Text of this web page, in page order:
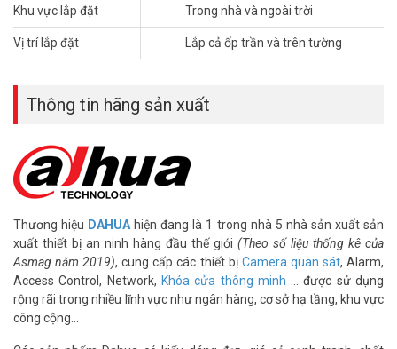
40 mét với công nghệ hồng ngoại thông minh.
– 1 Đầu ghi hình XVR5104C-X1: Có 4 kênh độ phân giải HD
1080N chất lượng cao. Chuẩn nén hình ảnh H265+ giúp tiết kiệm
– Nguồn camera cao cấp: Số lượng 1; loại 12V-1.5A
– 2 Jack nối cáp đồng truc RG6- 5C (Jack BNC + F5): Sản phẩm
– 1 Dây cáp HDMI chuẩn 1.4: Loại 1,5 mét, truyền hình ảnh lên tới
Full HD 1080P.
cài đặt camera Dahua miễn phí xem qua mạng, cài xem qua điện thoại,
hướng dẫn sử dụng và hướng dẫn bảo quản hệ thống 1 lần miễn phí.
>> Xem thêm:Trọn bộ 1-4 camera 2MP Starlight Dahua cho
Nhà xưởng (Gói SILVER 33)
Khu vực lắp đặt Trong nhà và ngoài trời
Vị trí lắp đặt Lắp cả ốp trần và trên tường
Thông tin hãng sản xuất
Thương hiệu DAHUA hiện đang là 1 trong nhà 5 nhà sản xuất sản
xuất thiết bị an ninh hàng đầu thế giới (Theo số liệu thống kê của
Asmag năm 2019), cung cấp các thiết bị Camera quan sát, Alarm,
Access Control, Network, Khóa cửa thông minh … được sử dụng
rộng rãi trong nhiều lĩnh vực như ngân hàng, cơ sở hạ tầng, khu vực
công cộng…